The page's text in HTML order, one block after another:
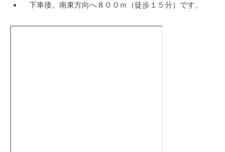
日
下車後、南東方向へ８００ｍ（徒歩１５分）です。